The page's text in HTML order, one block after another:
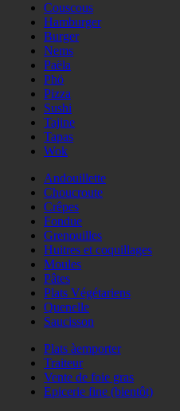
Couscous
Hamburger
Burger
Nems
Paëla
Phö
Pizza
Sushi
Tajine
Tapas
Wok
Andouillette
Choucroute
Crêpes
Fondue
Grenouilles
Huitres et coquillages
Moules
Pâtes
Plats Végétariens
Quenelle
Saucisson
Plats àemporter
Traiteur
Vente de foie gras
Epicerie fine (bientôt)